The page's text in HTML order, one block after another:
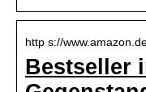
http s://
Bestseller